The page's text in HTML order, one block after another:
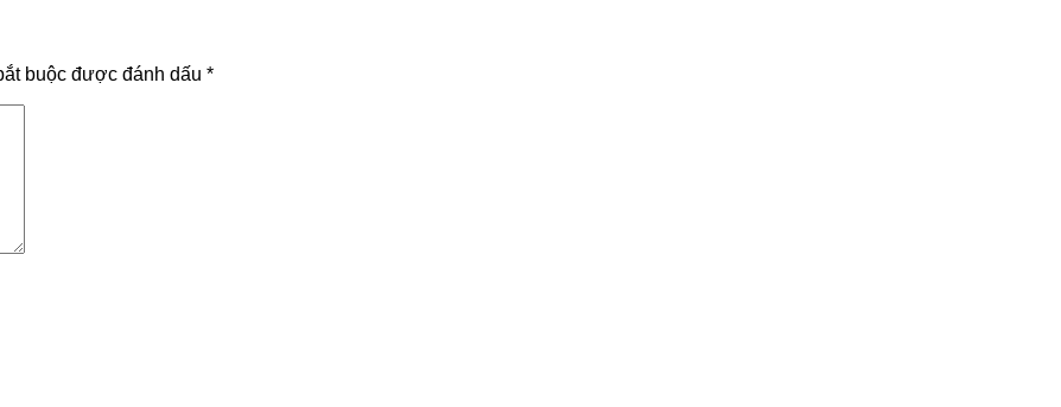
buộc được đánh dấu *